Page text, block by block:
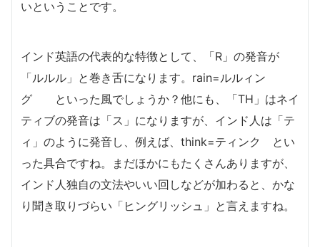
いということです。
インド英語の代表的な特徴として、「R」の発音が
「ルルル」と巻き舌になります。rain=ルルィン
グ といった風でしょうか？他にも、「TH」はネイ
ティブの発音は「ス」になりますが、インド人は「テ
ィ」のように発音し、例えば、think=ティンク とい
った具合ですね。まだほかにもたくさんありますが、
インド人独自の文法やいい回しなどが加わると、かな
り聞き取りづらい「ヒングリッシュ」と言えますね。